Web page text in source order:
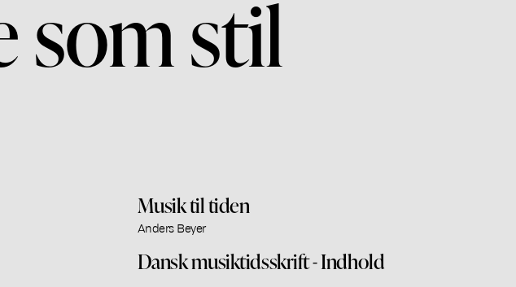
som stil
Musik til tiden
Anders Beyer
Dansk musiktidsskrift - Indhold